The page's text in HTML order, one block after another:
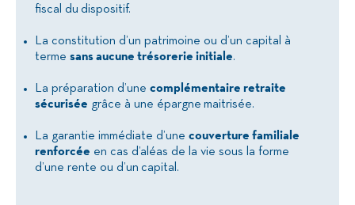
fiscal du dispositif.
La constitution d’un patrimoine ou d’un capital à
terme sans aucune trésorerie initiale.
La préparation d’une complémentaire retraite
sécurisée grâce à une épargne maitrisée.
La garantie immédiate d’une couverture familiale
renforcée en cas d’aléas de la vie sous la forme
d’une rente ou d’un capital.